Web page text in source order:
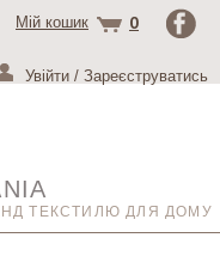
Мій кошик 0
Увійти / Зареєструватись
ТЕКСТИЛЮ ДЛЯ ДОМУ